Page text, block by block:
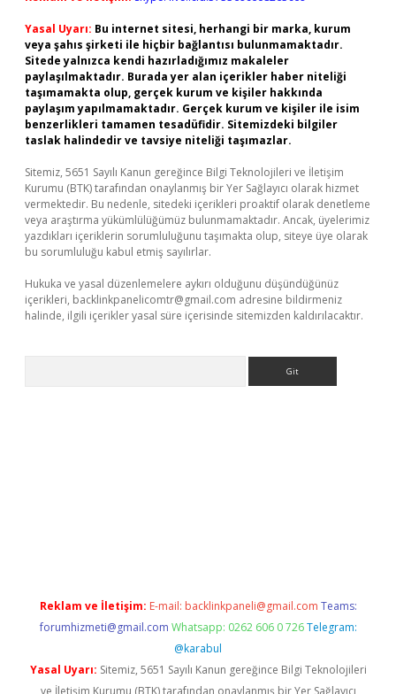
Yasal Uyarı: Bu internet sitesi, herhangi bir marka, kurum
veya şahıs şirketi ile hiçbir bağlantısı bulunmamaktadır.
Sitede yalnızca kendi hazırladığımız makaleler
paylaşılmaktadır. Burada yer alan içerikler haber niteliği
taşımamakta olup, gerçek kurum ve kişiler hakkında
paylaşım yapılmamaktadır. Gerçek kurum ve kişiler ile isim
benzerlikleri tamamen tesadüfidir. Sitemizdeki bilgiler
taslak halindedir ve tavsiye niteliği taşımazlar.
Sitemiz, 5651 Sayılı Kanun gereğince Bilgi Teknolojileri ve İletişim
Kurumu (BTK) tarafından onaylanmış bir Yer Sağlayıcı olarak hizmet
vermektedir. Bu nedenle, sitedeki içerikleri proaktif olarak denetleme
veya araştırma yükümlülüğümüz bulunmamaktadır. Ancak, üyelerimiz
yazdıkları içeriklerin sorumluluğunu taşımakta olup, siteye üye olarak
bu sorumluluğu kabul etmiş sayılırlar.
Hukuka ve yasal düzenlemelere aykırı olduğunu düşündüğünüz
içerikleri, backlinkpanelicomtr@gmail.com adresine bildirmeniz
halinde, ilgili içerikler yasal süre içerisinde sitemizden kaldırılacaktır.
Reklam ve İletişim: E-mail: backlinkpaneli@gmail.com Teams:
forumhizmeti@gmail.com Whatsapp: 0262 606 0 726 Telegram:
@karabul
Yasal Uyarı: Sitemiz, 5651 Sayılı Kanun gereğince Bilgi Teknolojileri
ve İletişim Kurumu (BTK) tarafından onaylanmış bir Yer Sağlayıcı